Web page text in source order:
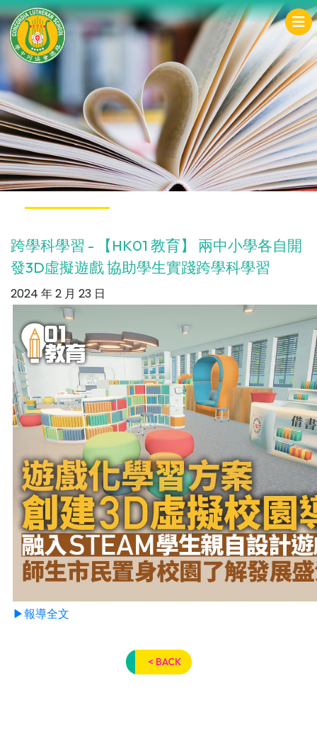
跨學科學習 - 【HK01 教育】 兩中小學各自開
發3D虛擬遊戲 協助學生實踐跨學科學習
2024 年 2 月 23 日
▶報導全文
< BACK